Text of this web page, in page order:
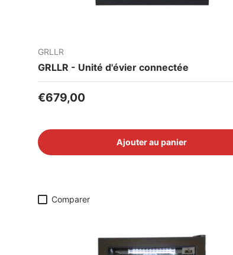
GRLLR
GRLLR - Unité d'évier connectée
Prix habituel
€679,00
Ajouter au panier
Comparer